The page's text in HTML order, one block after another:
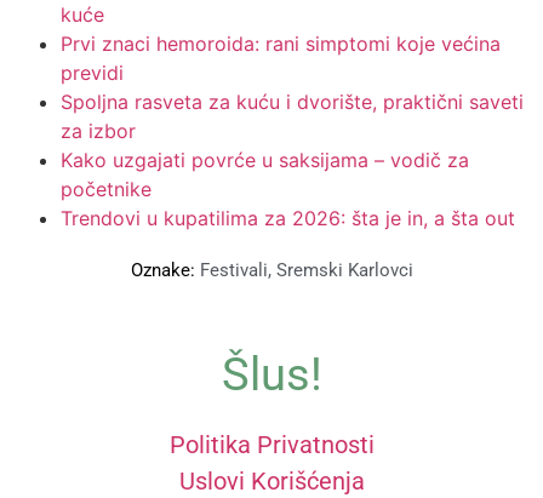
kuće
Prvi znaci hemoroida: rani simptomi koje većina
previdi
Spoljna rasveta za kuću i dvorište, praktični saveti
za izbor
Kako uzgajati povrće u saksijama – vodič za
početnike
Trendovi u kupatilima za 2026: šta je in, a šta out
Festivali, Sremski Karlovci
Oznake:
Politika Privatnosti
Uslovi Korišćenja
Šlus!